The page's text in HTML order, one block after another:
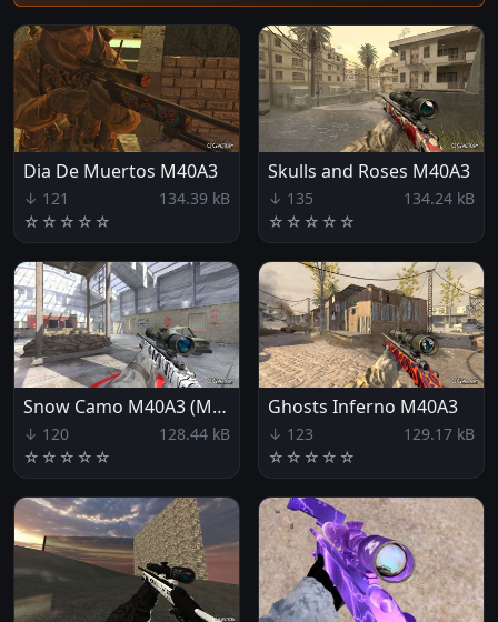
Dia De Muertos M40A3
↓ 121
134.39 kB
☆ ☆ ☆ ☆ ☆
Skulls and Roses M40A3
↓ 135
134.24 kB
☆ ☆ ☆ ☆ ☆
Snow Camo M40A3 (MW3 & Ghosts)
↓ 120
128.44 kB
☆ ☆ ☆ ☆ ☆
Ghosts Inferno M40A3
↓ 123
129.17 kB
☆ ☆ ☆ ☆ ☆